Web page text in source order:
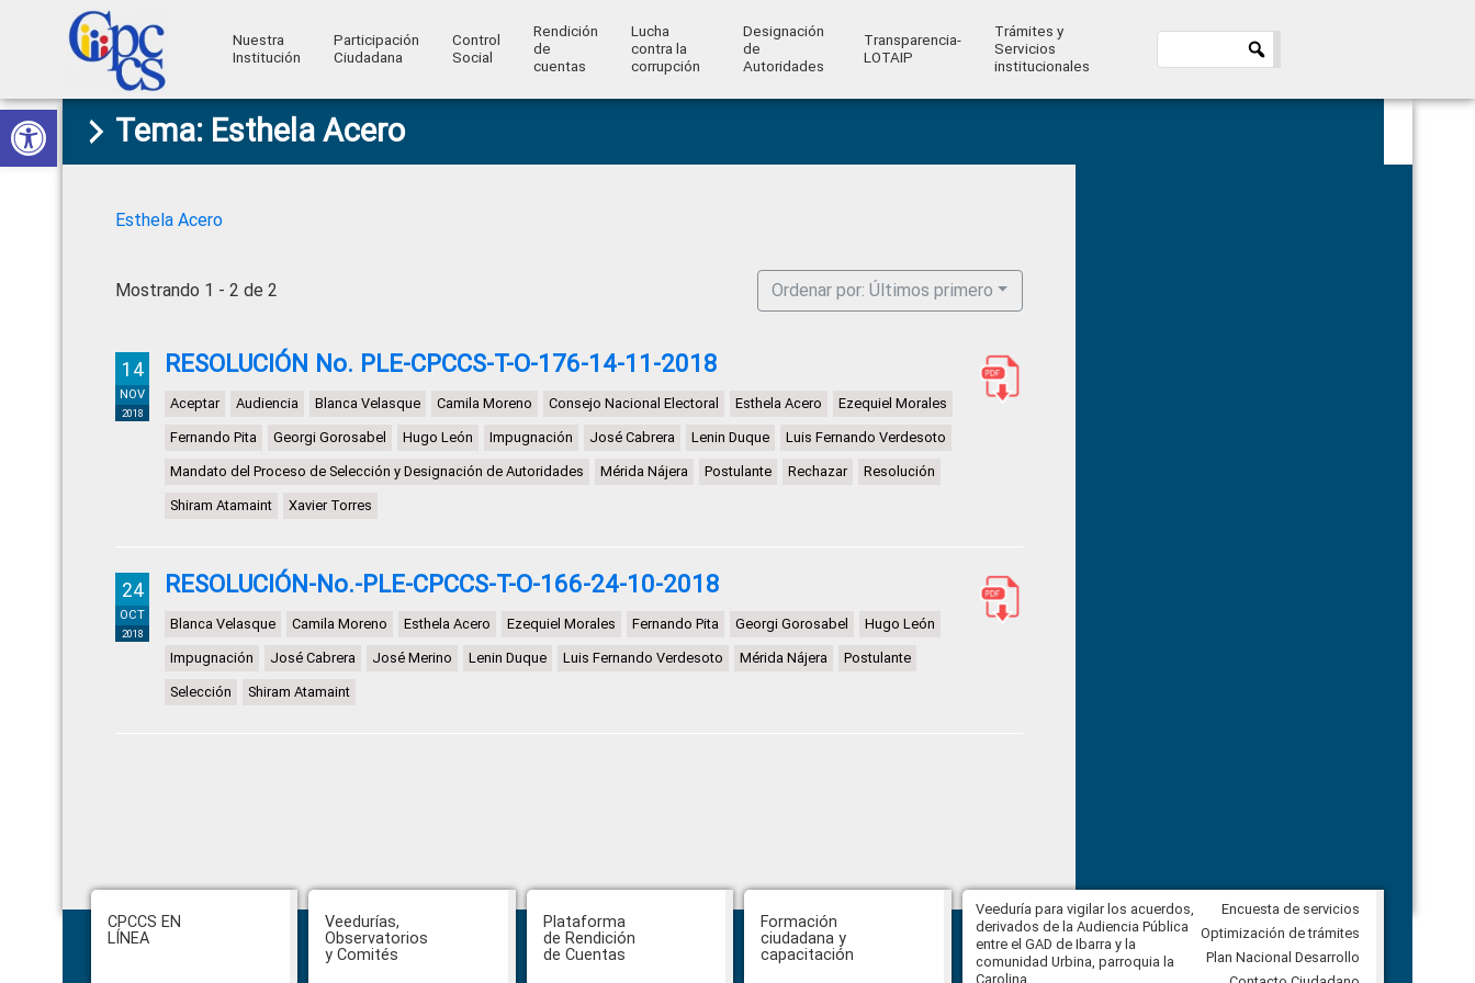
Abrir barra de herramientas
Skip
to
primary
Skip
to
main
Skip
to
primary
Skip
to
footer
Consejo
de
Ciudadana
Control
Construyendo
Poder
Ciudadano
Nuestra
Institución
Participación
Ciudadana
Control
Social
Rendición
de
cuentas
Lucha
contra la
corrupción
Designación
de
Autoridades
Transparencia-
LOTAIP
Trámites y
Servicios
institucionales
Tema: Esthela Acero
Esthela Acero
Mostrando 1 - 2 de 2 Ordenar por: Últimos primero
14
NOV
2018
RESOLUCIÓN No. PLE-CPCCS-T-O-176-14-11-2018
Aceptar Audiencia Blanca Velasque Camila Moreno Consejo Nacional Electoral Esthela Acero Ezequiel Morales
Fernando Pita Georgi Gorosabel Hugo León Impugnación José Cabrera Lenin Duque Luis Fernando Verdesoto
Mandato del Proceso de Selección y Designación de Autoridades Mérida Nájera Postulante Rechazar Resolución
Shiram Atamaint Xavier Torres
24
OCT
2018
RESOLUCIÓN-No.-PLE-CPCCS-T-O-166-24-10-2018
Blanca Velasque Camila Moreno Esthela Acero Ezequiel Morales Fernando Pita Georgi Gorosabel Hugo León
Impugnación José Cabrera José Merino Lenin Duque Luis Fernando Verdesoto Mérida Nájera Postulante
Selección Shiram Atamaint
Footer
CPCCS EN
LÍNEA
Veedurías,
Observatorios
y Comités
Plataforma
de Rendición
de Cuentas
Formación
ciudadana y
capacitación
Abiertas impugnaciones a los
delegados de la Función Judicial a
la Comisión Ciudadana de
Selección para la designación de
Veeduría para vigilar los acuerdos,
derivados de la Audiencia Pública
entre el GAD de Ibarra y la
comunidad Urbina, parroquia la
Carolina
CPCCS convoca a Veeduría
Ciudadana para vigilar el concurso
Encuesta de servicios
Optimización de trámites
Plan Nacional Desarrollo